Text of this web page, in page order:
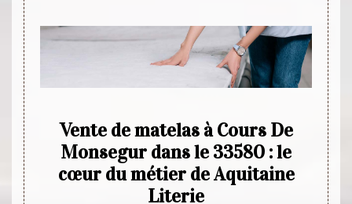
de
Vente de matelas à Cours De
Monsegur dans le 33580 : le
cœur du métier de Aquitaine
Literie
La